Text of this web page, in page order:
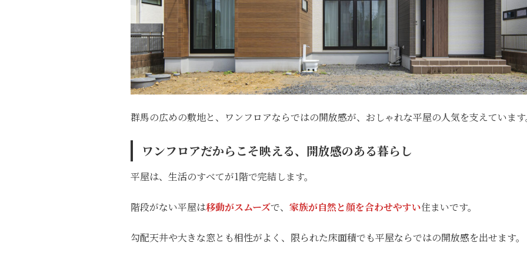
群馬の広めの敷地と、ワンフロアならではの開放感が、おしゃれな平屋の人気を支えていま
ワンフロアだからこそ映える、開放感のある暮らし
平屋は、生活のすべてが1階で完結します。
階段がない平屋は移動がスムーズで、 家族が自然と顔を合わせやすい住まいです。
勾配天井や大きな窓とも相性がよく、限られた床面積でも平屋ならではの開放感を出せます。